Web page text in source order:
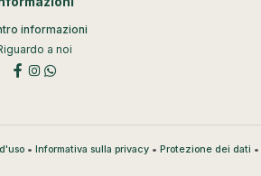
informazioni
a noi
• Informativa sulla privacy• Protezione dei dati •